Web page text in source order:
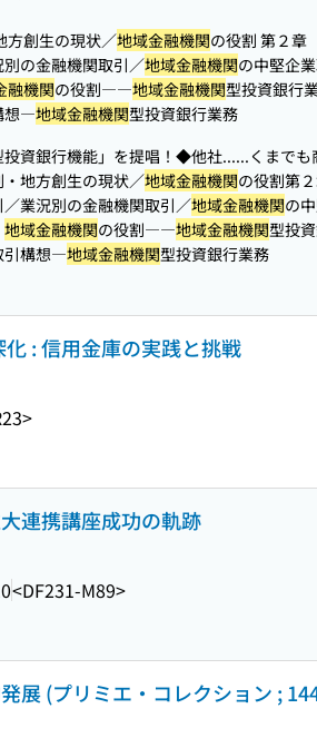
方創生の現状／地域金融機関の役割 第２
の金融機関取引／地域金融機関の中堅企
融機関の役割――地域金融機関型投資銀行
想―地域金融機関型投資銀行業務
投資銀行機能」を提唱！◆他社......くまでも
・地方創生の現状／地域金融機関の役割第
業況別の金融機関取引／地域金融機関の
地域金融機関の役割――地域金融機関型投
引構想―地域金融機関型投資銀行業務
: 信用金庫の実践と挑戦
連携講座成功の軌跡
<DF231-M89>
展 (プリミエ・コレクション ;